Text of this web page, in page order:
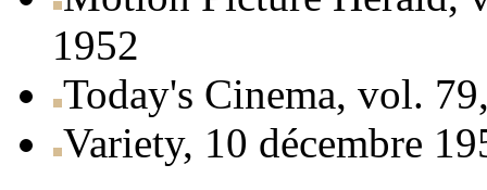
1952
Today's Cinema, vol.
Variety, 10 décembre